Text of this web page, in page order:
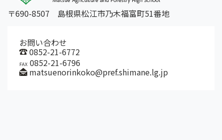
〒690-8507 島根県松江市乃木福富町51番地
お問い合わせ
0852-21-6772
FAX 0852-21-6796
matsuenorinkoko@pref.shimane.lg.jp